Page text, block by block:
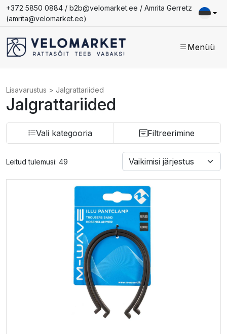
+372 5850 0884 / b2b@velomarket.ee / Amrita Gerretz
(amrita@velomarket.ee)
Menüü
Lisavarustus > Jalgrattariided
Jalgrattariided
Vali kategooria Filtreerimine
Leitud tulemusi: 49